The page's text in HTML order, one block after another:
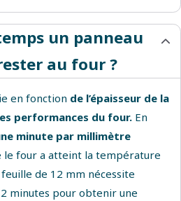
un panneau
au four ?
en fonction de l’épaisseur de la
performances du four. En
minute par millimètre
le four a atteint la température
de 12 mm nécessite
minutes pour obtenir une